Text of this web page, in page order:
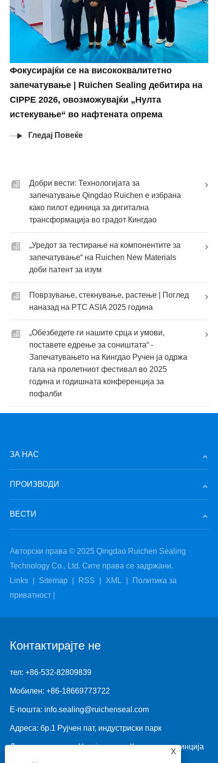
Фокусирајќи се на висококвалитетно
запечатување | Ruichen Sealing дебитира на
CIPPE 2026, овозможувајќи „Нулта
истекување“ во нафтената опрема
Гледај Повеќе
Добри вести: Технологијата за
запечатување Qingdao Ruichen е избрана
како пилот единица за дигитална
трансформација во градот Кингдао
„Уредот за тестирање на компонентите за
запечатување“ на Ruichen New Materials
доби патент за изум
Поврзување, стекнување, растење | Поглед
наназад на PTC ASIA 2025 година
„Обезбедете ги нашите срца и умови,
поставете едрење за соништата“ -
Запечатувањето на Кингдао Ручен ја одржа
гала на пролетниот фестивал во 2025
година и годишната конференција за
пофалби
ЗА НАС
ПРОИЗВОДИ
ВЕСТИ
Авторски права © 2025 Qingdao Ruichen Sealing
Technology Co., Ltd. Сите права се задржани.
Links
Sitemap RSS XML
Политика за
приватност
Контактирајте не
тел: +86-532-82809839
Мобилен: +86-18669773722
Е-пошта: info.sealing@ruichenseal.com
Адреса: бр.1 Рујчен пат, индустриски парк
Донглиутинг, округ Ченгјанг, град Кингдао, провинција
X